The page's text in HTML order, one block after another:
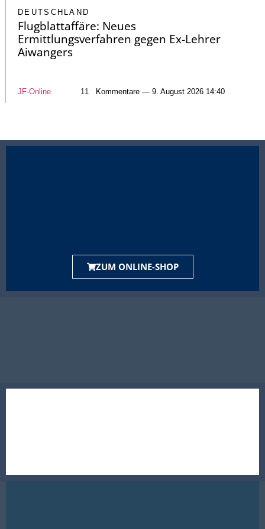
DEUTSCHLAND
Flugblattaffäre: Neues
Ermittlungsverfahren gegen Ex-Lehrer
Aiwangers
JF-Online 11 Kommentare — 9. August 2026 14:40
ZUM ONLINE-SHOP